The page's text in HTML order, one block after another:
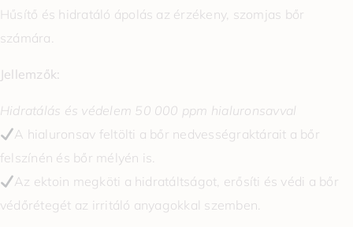
Hűsítő és hidratáló ápolás az érzékeny, szomjas bőr
számára.
Jellemzők:
Hidratálás és védelem 50 000 ppm hialuronsavval
A hialuronsav feltölti a bőr nedvességraktárait a bőr
felszínén és bőr mélyén is.
Az ektoin megköti a hidratáltságot, erősíti és védi a bőr
védőrétegét az irritáló anyagokkal szemben.